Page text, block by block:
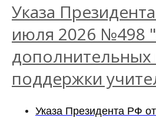
Указа
июля 2026 №498
дополнительных
поддержки
Указа Президента РФ